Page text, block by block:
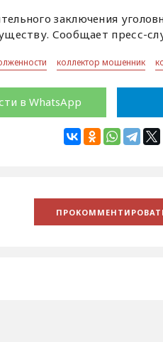
заключения
Сообщает пресс-
коллектор мошенник
в WhatsApp